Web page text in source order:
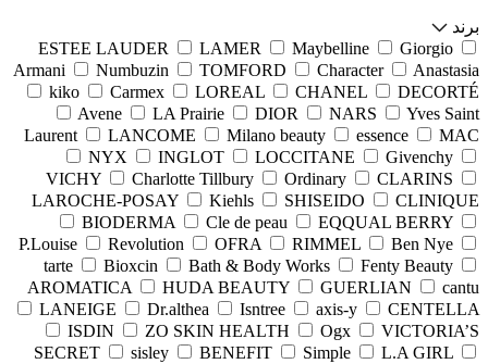
برند
ESTEE LAUDER
LAMER Maybelline
Giorgio
Armani
Numbuzin TOMFORD Character
Anastasia
kiko
Carmex LOREAL CHANEL
DECORTÉ
Avene
LA Prairie DIOR NARS
Yves Saint
Laurent
LANCOME Milano beauty essence
MAC
NYX
INGLOT LOCCITANE
Givenchy
VICHY
Charlotte Tillbury Ordinary
CLARINS
LAROCHE-POSAY
Kiehls SHISEIDO
CLINIQUE
BIODERMA
Cle de peau
EQQUAL BERRY
P.Louise
Revolution OFRA RIMMEL
Ben Nye
tarte
Bioxcin Bath & Body Works
Fenty Beauty
AROMATICA
HUDA BEAUTY GUERLIAN
cantu
LANEIGE
Dr.althea Isntree axis-y
CENTELLA
ISDIN
ZO SKIN HEALTH Ogx
VICTORIA’S
SECRET
sisley BENEFIT Simple
L.A GIRL